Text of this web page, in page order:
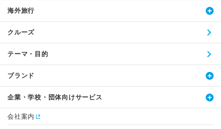
海外旅行
クルーズ
テーマ・目的
ブランド
企業・学校・団体向けサービス
会社案内